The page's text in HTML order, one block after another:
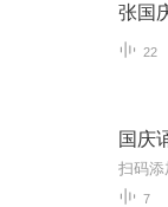
张国
22
国庆
7